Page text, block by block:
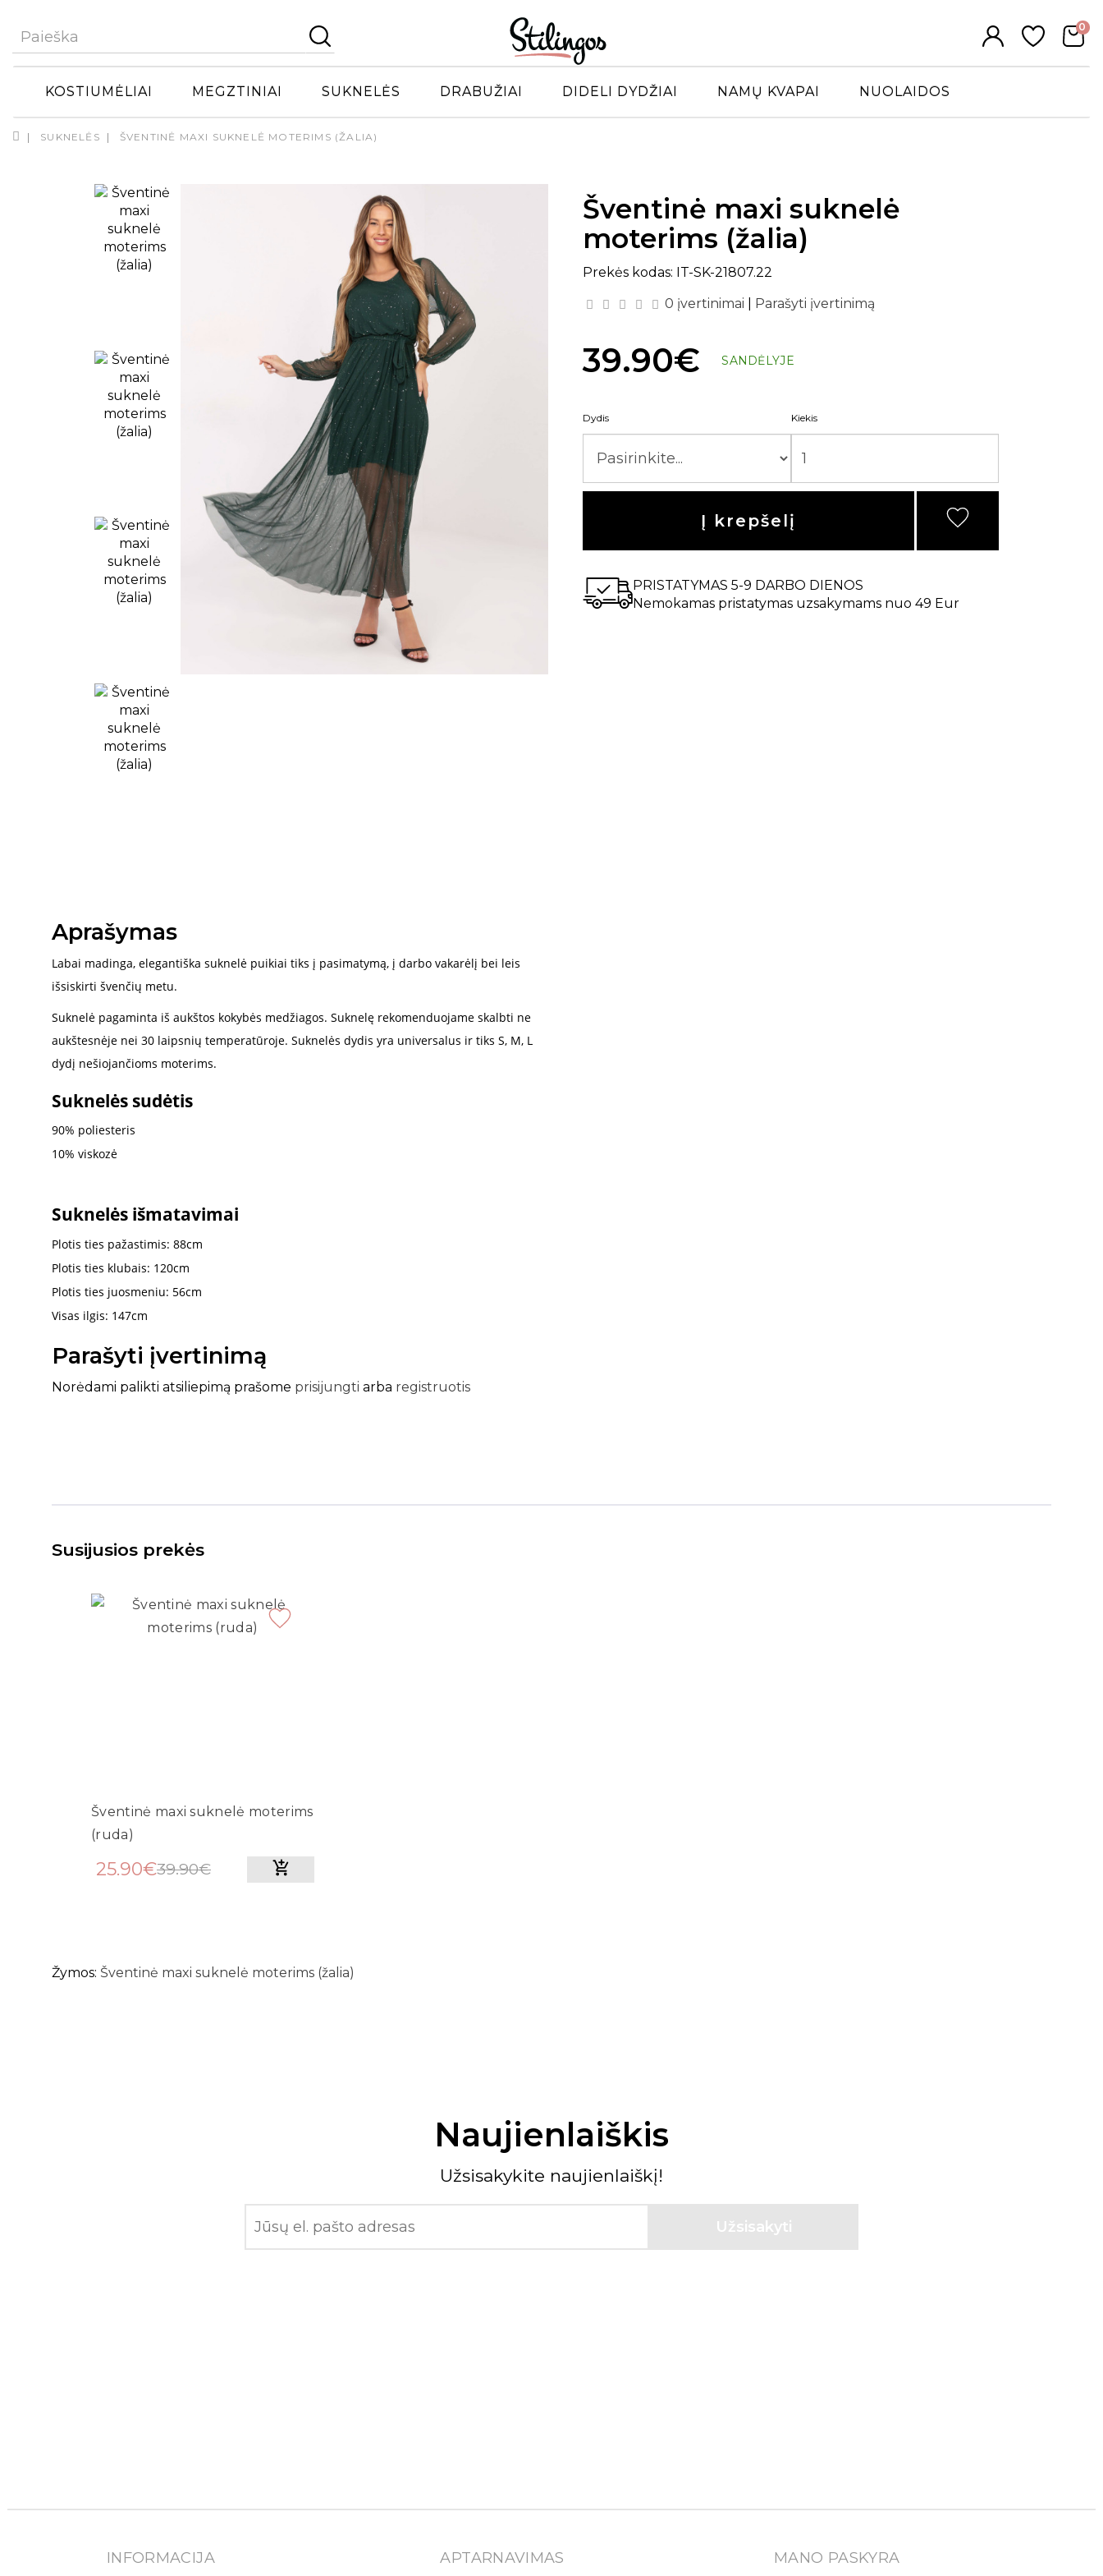
0
KOSTIUMĖLIAI MEGZTINIAI SUKNELĖS DRABUŽIAI DIDELI DYDŽIAI NAMŲ KVAPAI NUOLAIDOS
SUKNELĖS ŠVENTINĖ MAXI SUKNELĖ MOTERIMS (ŽALIA)
Šventinė maxi suknelė
moterims (žalia)
Prekės kodas: IT-SK-21807.22
0 įvertinimai
Parašyti įvertinimą
39.90€ SANDĖLYJE
Dydis Kiekis
Į krepšelį
PRISTATYMAS 5-9 DARBO DIENOS
Nemokamas pristatymas uzsakymams nuo 49 Eur
Aprašymas
Labai madinga, elegantiška suknelė puikiai tiks į pasimatymą, į darbo vakarėlį bei leis
išsiskirti švenčių metu.
Suknelė pagaminta iš aukštos kokybės medžiagos. Suknelę rekomenduojame skalbti ne
aukštesnėje nei 30 laipsnių temperatūroje. Suknelės dydis yra universalus ir tiks S, M, L
dydį nešiojančioms moterims.
Suknelės sudėtis
90% poliesteris
10% viskozė
Suknelės išmatavimai
Plotis ties pažastimis: 88cm
Plotis ties klubais: 120cm
Plotis ties juosmeniu: 56cm
Visas ilgis: 147cm
Parašyti įvertinimą
Norėdami palikti atsiliepimą prašome prisijungti arba registruotis
Susijusios prekės
Šventinė maxi suknelė moterims
(ruda)
25.90€39.90€
Žymos: Šventinė maxi suknelė moterims (žalia)
Naujienlaiškis
Užsisakykite naujienlaiškį!
INFORMACIJA APTARNAVIMAS MANO PASKYRA